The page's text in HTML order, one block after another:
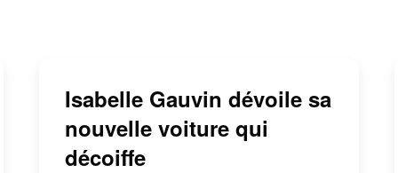
Isabelle Gauvin dévoile sa
nouvelle voiture qui
décoiffe